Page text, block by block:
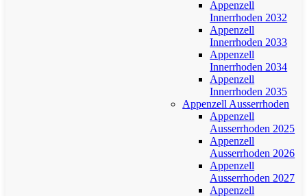
Appenzell
Innerrhoden 2032
Appenzell
Innerrhoden 2033
Appenzell
Innerrhoden 2034
Appenzell
Innerrhoden 2035
Appenzell Ausserrhoden
Appenzell
Ausserrhoden 2025
Appenzell
Ausserrhoden 2026
Appenzell
Ausserrhoden 2027
Appenzell